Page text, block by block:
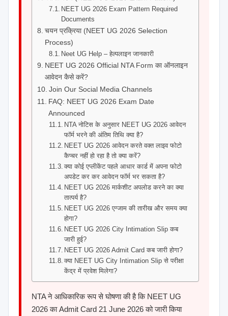
NEET UG 2026 Exam Pattern Required
Documents
चयन प्रक्रिया (NEET UG 2026 Selection
Process)
Neet UG Help – हेल्पलाइन जानकारी
NEET UG 2026 Official NTA Form का ऑनलाइन
आवेदन कैसे करें?
Join Our Social Media Channels
FAQ: NEET UG 2026 Exam Date
Announced
NTA नोटिस के अनुसार NEET UG 2026 आवेदन
फॉर्म भरने की अंतिम तिथि क्या है?
NEET UG 2026 आवेदन करते वक्त लाइव फोटो
कैप्चर नहीं हो रहा है तो क्या करें?
क्या कोई एप्लीकेंट पहले आधार कार्ड में अपना फोटो
अपडेट कर कर आवेदन फॉर्म भर सकता है?
NEET UG 2026 मार्कशीट अपलोड करने का क्या
तात्पर्य है?
NEET UG 2026 एग्जाम की तारीख और समय क्या
होगा?
NEET UG 2026 City Intimation Slip कब
जारी हुई?
NEET UG 2026 Admit Card कब जारी होगा?
क्या NEET UG City Intimation Slip से परीक्षा
केंद्र में प्रवेश मिलेगा?
NTA ने आधिकारिक रूप से घोषणा की है कि NEET UG
2026 का Admit Card 21 June 2026 को जारी किया